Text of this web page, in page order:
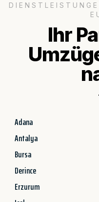
Ihr
Adana
Antalya
Bursa
Derince
Erzurum